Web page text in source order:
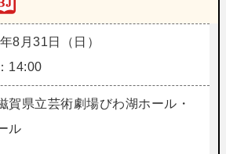
8月31日（日）
14:00
賀県立芸術劇場びわ湖ホール・
ル